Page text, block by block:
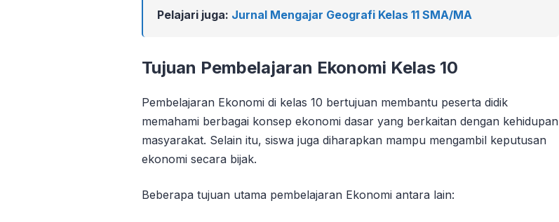
Pelajari juga: Jurnal Mengajar Geografi Kelas 11 SMA/MA
Tujuan Pembelajaran Ekonomi Kelas 10
Pembelajaran Ekonomi di kelas 10 bertujuan membantu peserta didik
memahami berbagai konsep ekonomi dasar yang berkaitan dengan kehidupan
masyarakat. Selain itu, siswa juga diharapkan mampu mengambil keputusan
ekonomi secara bijak.
Beberapa tujuan utama pembelajaran Ekonomi antara lain: